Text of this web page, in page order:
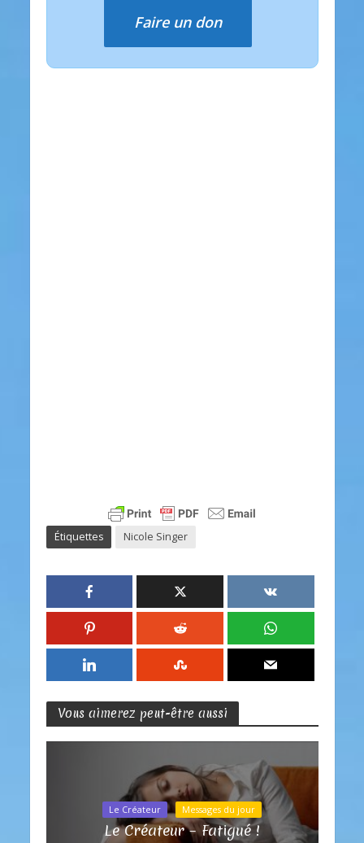
Faire un don
Étiquettes Nicole Singer
Vous aimerez peut-être aussi
Le Créateur Messages du jour
Le Créateur – Fatigué !